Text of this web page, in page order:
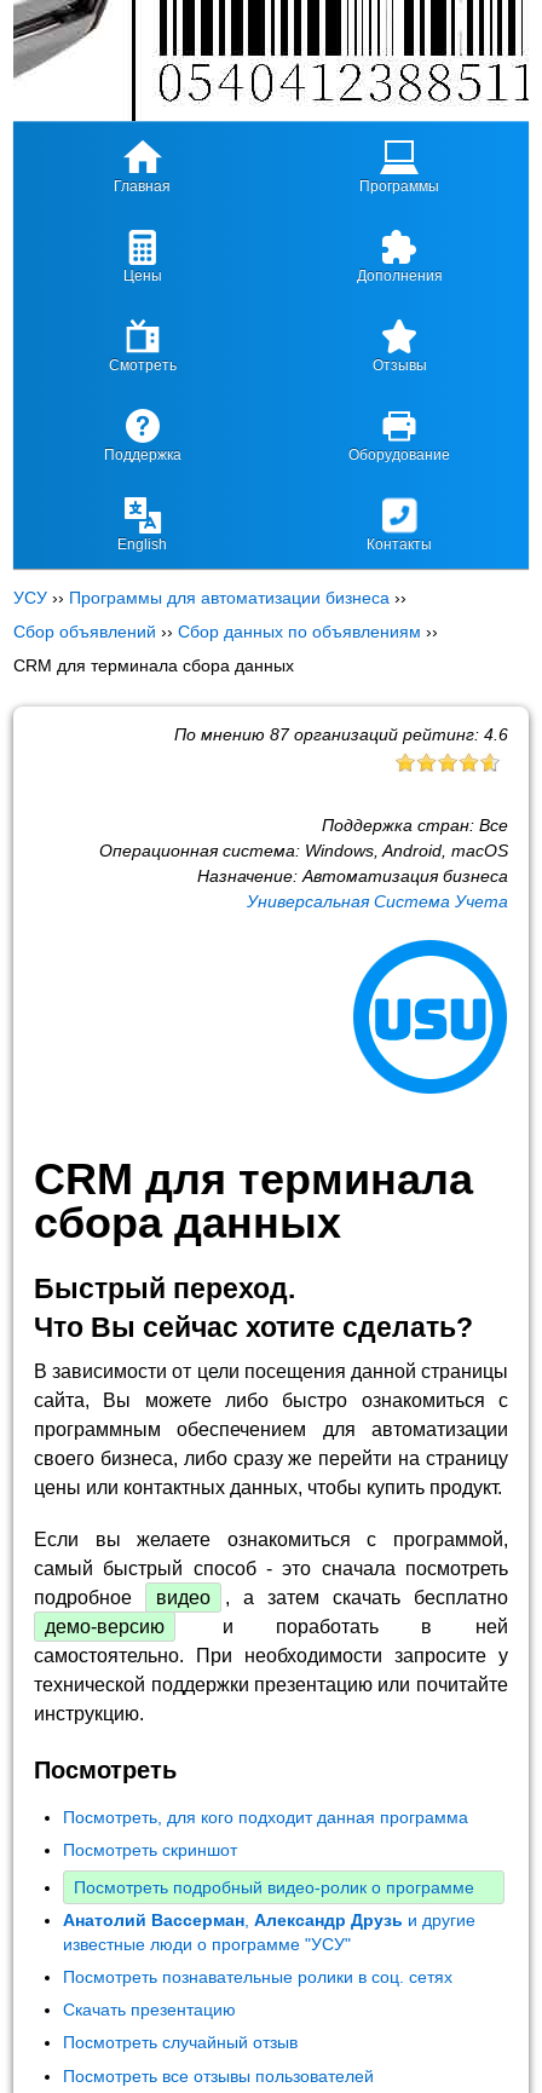
Главная Программы
Цены Дополнения
Смотреть Отзывы
Поддержка Оборудование
English Контакты
УСУ ›› Программы для автоматизации бизнеса ››
Сбор объявлений ››Сбор данных по объявлениям ››
CRM для терминала сбора данных
По мнению 87организаций рейтинг: 4.6
Поддержка стран: Все
Операционная система: Windows, Android, macOS
Назначение: Автоматизация бизнеса
Универсальная Система Учета
CRM для терминала
сбора данных
Быстрый переход.
Что Вы сейчас хотите сделать?
В зависимости от цели посещения данной страницы
сайта, Вы можете либо быстро ознакомиться с
программным обеспечением для автоматизации
своего бизнеса, либо сразу же перейти на страницу
цены или контактных данных, чтобы купить продукт.
Если вы желаете ознакомиться с программой,
самый быстрый способ - это сначала посмотреть
подробное
видео
, а затем скачать бесплатно
демо-версию
и поработать в ней
самостоятельно. При необходимости запросите у
технической поддержки презентацию или почитайте
инструкцию.
Посмотреть
Посмотреть, для кого подходит данная программа
Посмотреть скриншот
Посмотреть подробный видео-ролик о программе
Анатолий Вассерман ,Александр Друзь и другие
известные люди о программе "УСУ"
Посмотреть познавательные ролики в соц. сетях
Скачать презентацию
Посмотреть случайный отзыв
Посмотреть все отзывы пользователей